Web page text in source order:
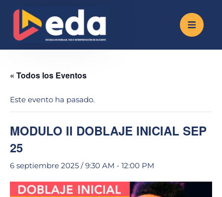
« Todos los Eventos
Este evento ha pasado.
MODULO II DOBLAJE INICIAL SEP
25
6 septiembre 2025 / 9:30 AM - 12:00 PM